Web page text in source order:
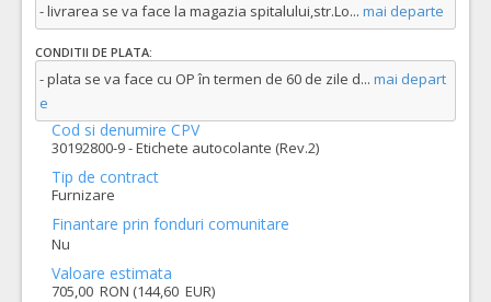
- livrarea se va face la magazia spitalului,str.Lo... mai departe
CONDITII DE PLATA:
- plata se va face cu OP în termen de 60 de zile d... mai depart
e
Cod si denumire CPV
30192800-9 - Etichete autocolante (Rev.2)
Tip de contract
Furnizare
Finantare prin fonduri comunitare
Nu
Valoare estimata
705,00 RON (144,60 EUR)